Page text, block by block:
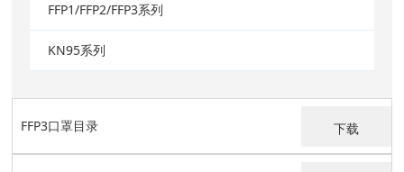
FFP1/FFP2/FFP3系列
KN95系列
FFP3口罩目录 下载